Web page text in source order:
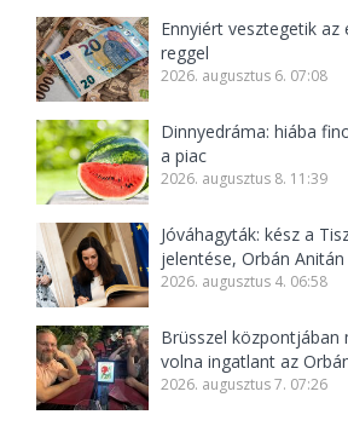
Ennyiért vesztegetik
reggel
2026. augusztus 6. 07:08
Dinnyedráma: hiába
a piac
2026. augusztus 8. 11:39
Jóváhagyták: kész a
jelentése, Orbán
2026. augusztus 4. 06:58
Brüsszel
volna ingatlant az
2026. augusztus 7. 07:26